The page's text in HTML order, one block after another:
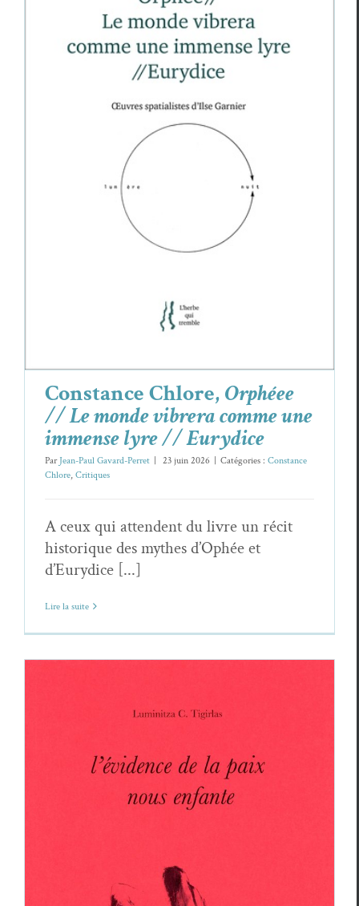
Constance Chlore,
Orphéee // Le monde
vibrera comme une immense lyre // Eurydice
Constance Chlore
Constance Chlore,Orphéee
// Le monde vibrera comme une
immense lyre // Eurydice
Par Jean-Paul Gavard-Perret | 23 juin 2026 | Catégories : Constance
Chlore, Critiques
A ceux qui attendent du livre un récit
historique des mythes d’Ophée et
d’Eurydice [...]
Lire la suite
Luminitza C. Tgirlas,L’évidence de la paix